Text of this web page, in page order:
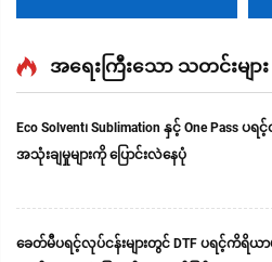
အတွက် ဖုန်းအိတ်၊ အကရီ
လစ်၊ သတ္တုပစ္စည်းများပေါ်
ပ
အရေးကြီးသော သတင်းများ
Eco Solvent၊ Sublimation နှင့် One Pass
အသုံးချမှုများကို ပြောင်းလဲနေပုံ
ခေတ်မီပရင့်လုပ်ငန်းများတွင် DTF ပရင့်ကိရိယာ